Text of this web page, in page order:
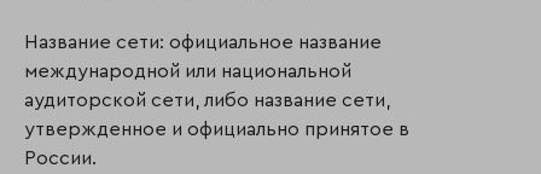
Название сети: официальное название
международной или национальной
аудиторской сети, либо название сети,
утвержденное и официально принятое в
России.